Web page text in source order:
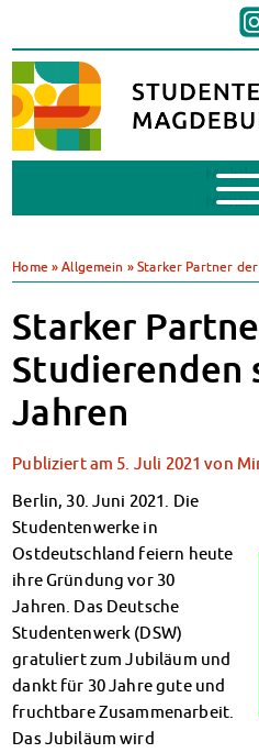
Mobile
Menu
BAföG beantragen
BAföG-FAQs
Dokumente
BAföG-Sprechstunden
Kredite & Stipendien
AnsprechpartnerInnen
Mensen & Cafeterien
Klimabewusst essen
Mensa-FAQs
CampusCatering
MensaFeedback
AnsprechpartnerInnen
Wohnen
Wohnheime im Überblick
Wohnheime in Magdeburg
Wohnheime in Wernigerode
Home »Allgemein »Starker Partner
Starker
Studierenden
Jahren
Publiziert am 5. Juli 2021 von
Berlin, 30. Juni 2021. Die
Studentenwerke in
Ostdeutschland feiern heute
ihre Gründung vor 30
Jahren. Das Deutsche
Studentenwerk (DSW)
gratuliert zum Jubiläum und
dankt für 30 Jahre gute und
fruchtbare Zusammenarbeit.
Das Jubiläum wird